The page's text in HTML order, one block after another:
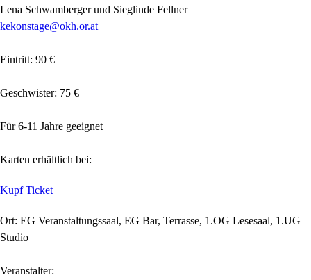
Lena Schwamberger und Sieglinde Fellner
kekonstage@okh.or.at
Eintritt: 90 €
Geschwister: 75 €
Für 6-11 Jahre geeignet
Karten erhältlich bei:
Kupf Ticket
Ort: EG Veranstaltungssaal, EG Bar, Terrasse, 1.OG Lesesaal, 1.UG
Studio
Veranstalter: